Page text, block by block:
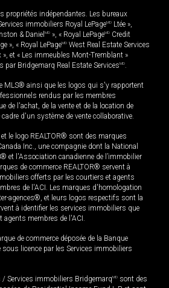
propriétés indépendantes. Les bureaux
immobiliers Royal LePageMD Ltée »,
& Daniel MD », « Royal LePageMD Credit
», « Royal LePageMD West Real Estate Services
», et « Les immeubles Mont-Tremblant »
par Bridgemarq Real Estate ServicesMD.
MLS® ainsi que les logos qui s'y rapportent
rendus par les membres
de l'achat, de la vente et de la location de
d'un système de vente collaborative.
le logo REALTOR® sont des marques
Inc., une compagnie dont la National
et l'Association canadienne de l’immobilier
de commerce REALTOR® servent à
offerts par les courtiers et agents
de l'ACI. Les marques d'homologation
agences®, et leurs logos respectifs sont la
à identifier les services immobiliers que
membres de l'ACI.
de commerce déposée de la Banque
sous licence par les Services immobiliers
/ Services immobiliers BridgemarqMD sont des